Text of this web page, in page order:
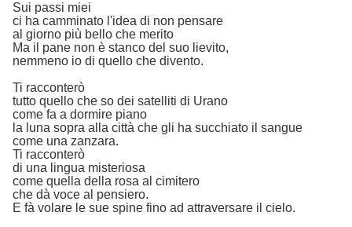
Sui passi miei
ci ha camminato l'idea di non pensare
al giorno più bello che merito
Ma il pane non è stanco del suo lievito,
nemmeno io di quello che divento.
Ti racconterò
tutto quello che so dei satelliti di Urano
come fa a dormire piano
la luna sopra alla città che gli ha succhiato il sangue
come una zanzara.
Ti racconterò
di una lingua misteriosa
come quella della rosa al cimitero
che dà voce al pensiero.
E fà volare le sue spine fino ad attraversare il cielo.